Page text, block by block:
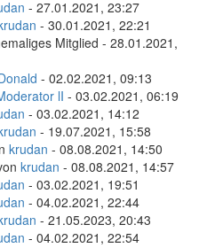
- 27.01.2021, 23:27
- 30.01.2021, 22:21
Mitglied - 28.01.2021,
- 02.02.2021, 09:13
lI - 03.02.2021, 06:19
- 03.02.2021, 14:12
- 19.07.2021, 15:58
krudan - 08.08.2021, 14:50
krudan - 08.08.2021, 14:57
- 03.02.2021, 19:51
- 04.02.2021, 22:44
- 21.05.2023, 20:43
- 04.02.2021, 22:54